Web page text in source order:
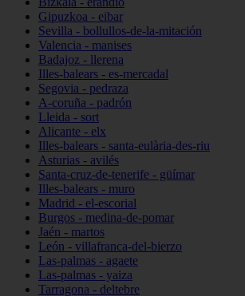
Gipuzkoa - eibar
Sevilla - bollullos-de-la-mitación
Valencia - manises
Badajoz - llerena
Illes-balears - es-mercadal
Segovia - pedraza
A-coruña - padrón
Lleida - sort
Alicante - elx
Illes-balears - santa-eulària-des-riu
Asturias - avilés
Santa-cruz-de-tenerife - güímar
Illes-balears - muro
Madrid - el-escorial
Burgos - medina-de-pomar
Jaén - martos
León - villafranca-del-bierzo
Las-palmas - agaete
Las-palmas - yaiza
Tarragona - deltebre